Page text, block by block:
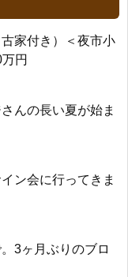
家付き）＜夜市小
万円
んの長い夏が始ま
ン会に行ってきま
3ヶ月ぶりのブロ